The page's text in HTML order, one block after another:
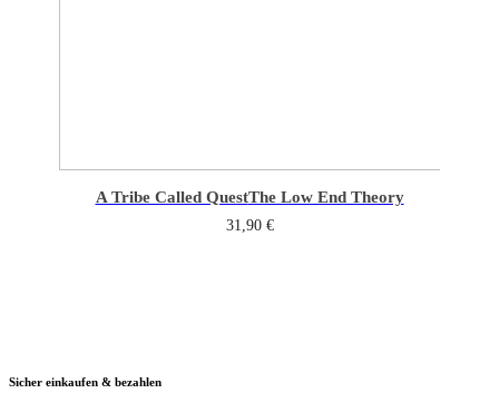
A Tribe Called QuestThe Low End Theory
31,90 €
Sicher einkaufen & bezahlen